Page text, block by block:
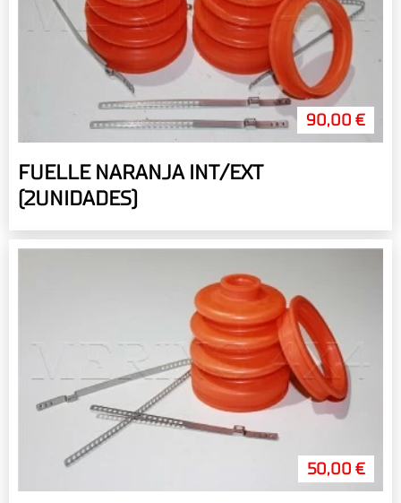
90,00 €
FUELLE NARANJA INT/EXT
(2UNIDADES)
50,00 €